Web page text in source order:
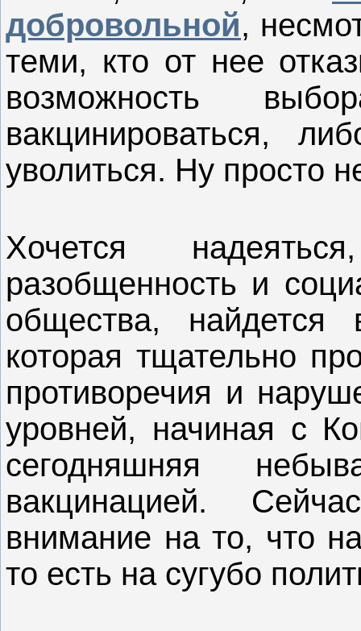
добровольной,
теми, кто от нее
возможность
вакцинироваться,
уволиться. Ну просто
Хочется
разобщенность и
общества, найдется
которая тщательно
противоречия и
уровней, начиная с
сегодняшняя
вакцинацией.
внимание на то, что
то есть на сугубо